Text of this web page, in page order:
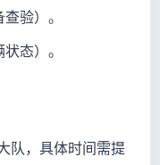
验）。
态）。
队，具体时间需提